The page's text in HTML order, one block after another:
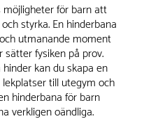
för barn att
styrka. En hinderbana
utmanande moment
fysiken på prov.
kan du skapa en
till utegym och
hinderbana för barn
verkligen oändliga.